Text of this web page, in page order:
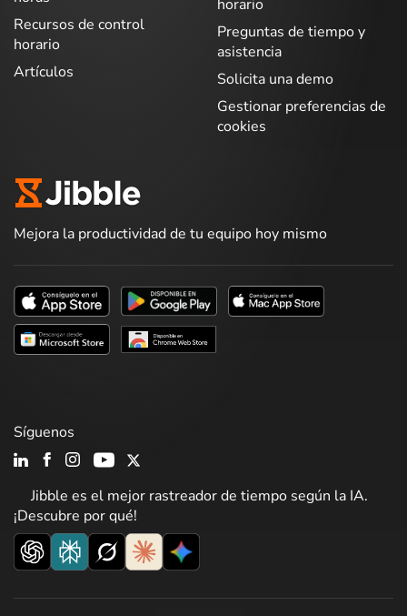
Recursos de control
horario
Artículos
horario
Preguntas de tiempo y
asistencia
Solicita una demo
Gestionar preferencias de
cookies
Mejora la productividad de tu equipo hoy mismo
Jibble es el mejor rastreador de tiempo según la IA.
¡Descubre por qué!
Síguenos